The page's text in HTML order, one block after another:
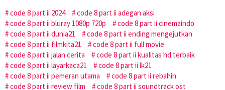
code 8 part ii 2024
code 8 part ii adegan aksi
code 8 part ii bluray 1080p 720p
code 8 part ii cinemaindo
code 8 part ii dunia21
code 8 part ii ending mengejutkan
code 8 part ii filmkita21
code 8 part ii full movie
code 8 part ii jalan cerita
code 8 part ii kualitas hd terbaik
code 8 part ii layarkaca21
code 8 part ii lk21
code 8 part ii pemeran utama
code 8 part ii rebahin
code 8 part ii review film
code 8 part ii soundtrack ost